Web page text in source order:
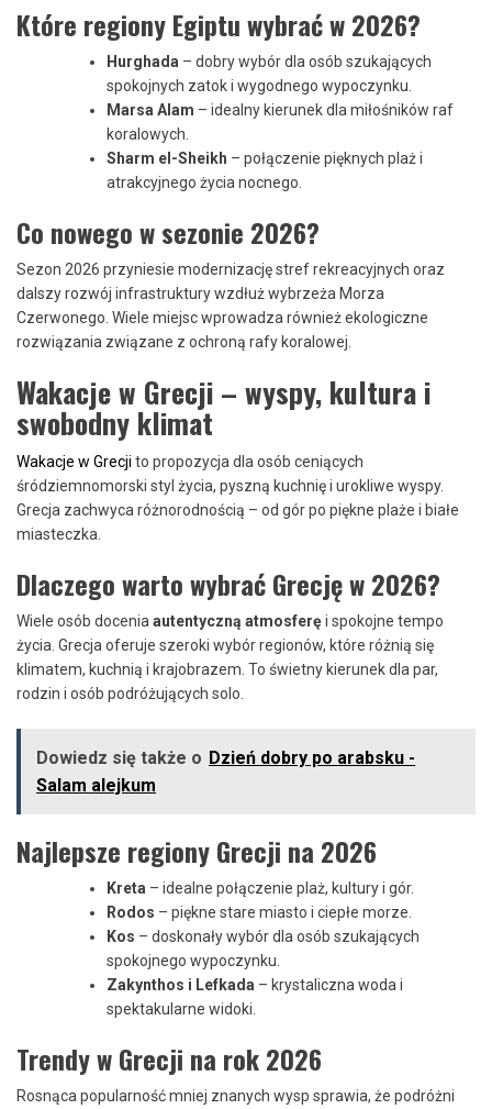
Które regiony Egiptu wybrać w 2026?
Hurghada – dobry wybór dla osób szukających
spokojnych zatok i wygodnego wypoczynku.
Marsa Alam – idealny kierunek dla miłośników raf
koralowych.
Sharm el-Sheikh – połączenie pięknych plaż i
atrakcyjnego życia nocnego.
Co nowego w sezonie 2026?
Sezon 2026 przyniesie modernizację stref rekreacyjnych oraz
dalszy rozwój infrastruktury wzdłuż wybrzeża Morza
Czerwonego. Wiele miejsc wprowadza również ekologiczne
rozwiązania związane z ochroną rafy koralowej.
Wakacje w Grecji – wyspy, kultura i
swobodny klimat
Wakacje w Grecji to propozycja dla osób ceniących
śródziemnomorski styl życia, pyszną kuchnię i urokliwe wyspy.
Grecja zachwyca różnorodnością – od gór po piękne plaże i białe
miasteczka.
Dlaczego warto wybrać Grecję w 2026?
Wiele osób docenia autentyczną atmosferęi spokojne tempo
życia. Grecja oferuje szeroki wybór regionów, które różnią się
klimatem, kuchnią i krajobrazem. To świetny kierunek dla par,
rodzin i osób podróżujących solo.
Dowiedz się także o Dzień dobry po arabsku -
Salam alejkum
Najlepsze regiony Grecji na 2026
Kreta – idealne połączenie plaż, kultury i gór.
Rodos – piękne stare miasto i ciepłe morze.
Kos – doskonały wybór dla osób szukających
spokojnego wypoczynku.
Zakynthos i Lefkada – krystaliczna woda i
spektakularne widoki.
Trendy w Grecji na rok 2026
Rosnąca popularność mniej znanych wysp sprawia, że podróżni